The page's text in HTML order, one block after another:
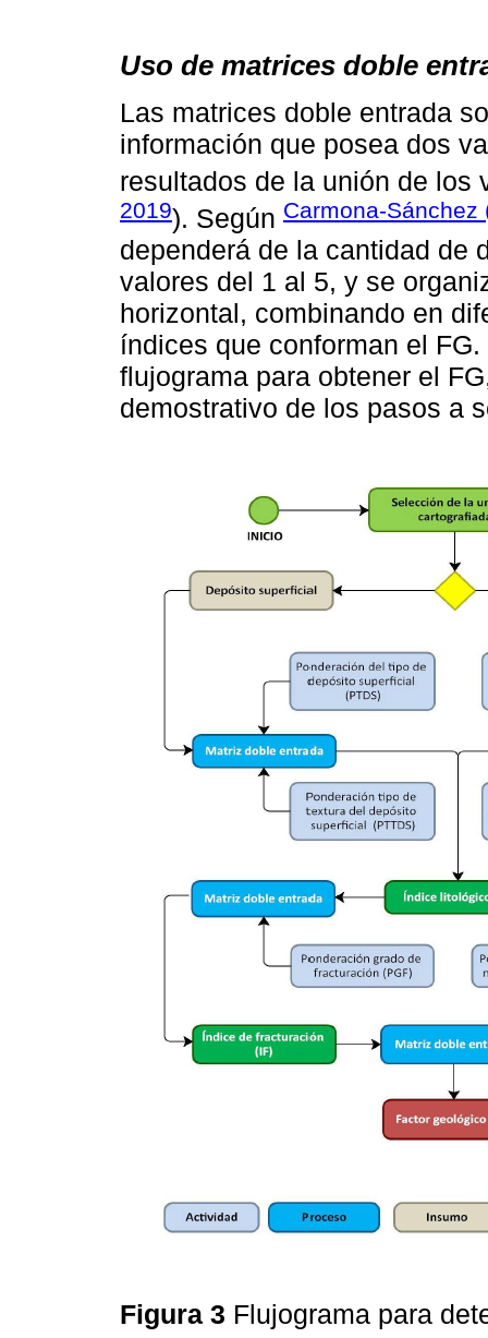
Uso de matrices doble
Las matrices doble entrada
información que posea dos
resultados de la unión de los
2019). Según Carmona-Sánchez
dependerá de la cantidad de
valores del 1 al 5, y se
horizontal, combinando en
índices que conforman el
flujograma para obtener el
demostrativo de los pasos a
Figura 3 Flujograma para